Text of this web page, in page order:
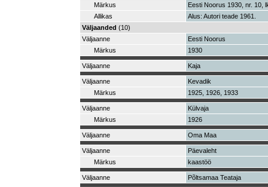
Märkus
Eesti Noorus 1930, nr. 10,
Allikas
Alus: Autori teade 1961.
Väljaanded (10)
Väljaanne
Eesti Noorus
Märkus
1930
Väljaanne Kaja
Väljaanne
Kevadik
Märkus
1925, 1926, 1933
Väljaanne
Külvaja
Märkus
1926
Väljaanne Oma Maa
Väljaanne
Päevaleht
Märkus
kaastöö
Väljaanne Põltsamaa Teataja